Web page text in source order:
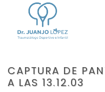
CAPTURA DE
A LAS 13.12.03